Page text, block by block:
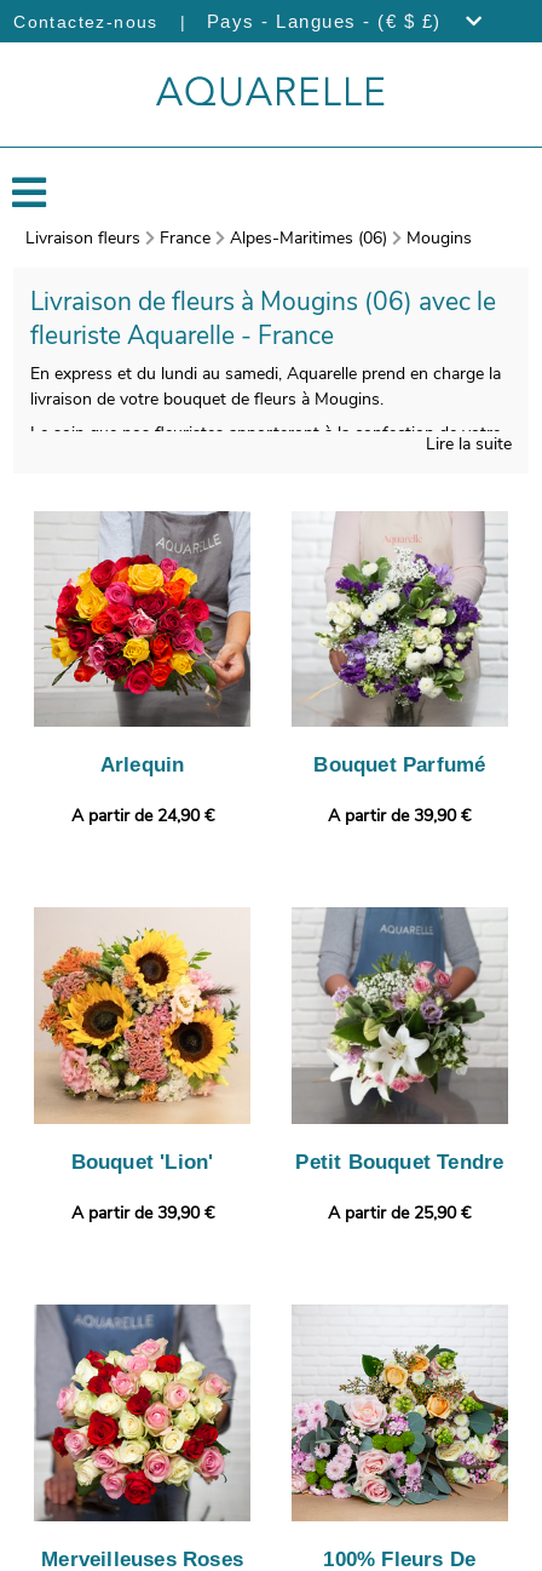
Contactez-nous | Pays - Langues - (€ $ £)
Livraison fleurs France Alpes-Maritimes (06) Mougins
Livraison de fleurs à Mougins (06) avec le
fleuriste Aquarelle - France
En express et du lundi au samedi, Aquarelle prend en charge la
livraison de votre bouquet de fleurs à Mougins.
Le soin que nos fleuristes apporteront à la confection de votre
fleurs, et une photo de votre commande sera prise, après avoir
utilisé un vase de transport pour le protéger. L’objectif est de
vous faire parvenir la image via votre boîte mail afin que vous
puissiez vous assurer de la conformité de votre composition
florale. C’est alors que sera organisé son envoi à Mougins. Vous
désirez ajouter une touche plus personnelle ? Il vous sera
possible de glisser un message ou une photo, afin de donner
plus de personnalité à votre cadeau.
Lire la suite
Arlequin
A partir de 24,90 €
Bouquet Parfumé
A partir de 39,90 €
Bouquet 'Lion'
A partir de 39,90 €
Petit Bouquet Tendre
A partir de 25,90 €
Merveilleuses Roses
100% Fleurs De